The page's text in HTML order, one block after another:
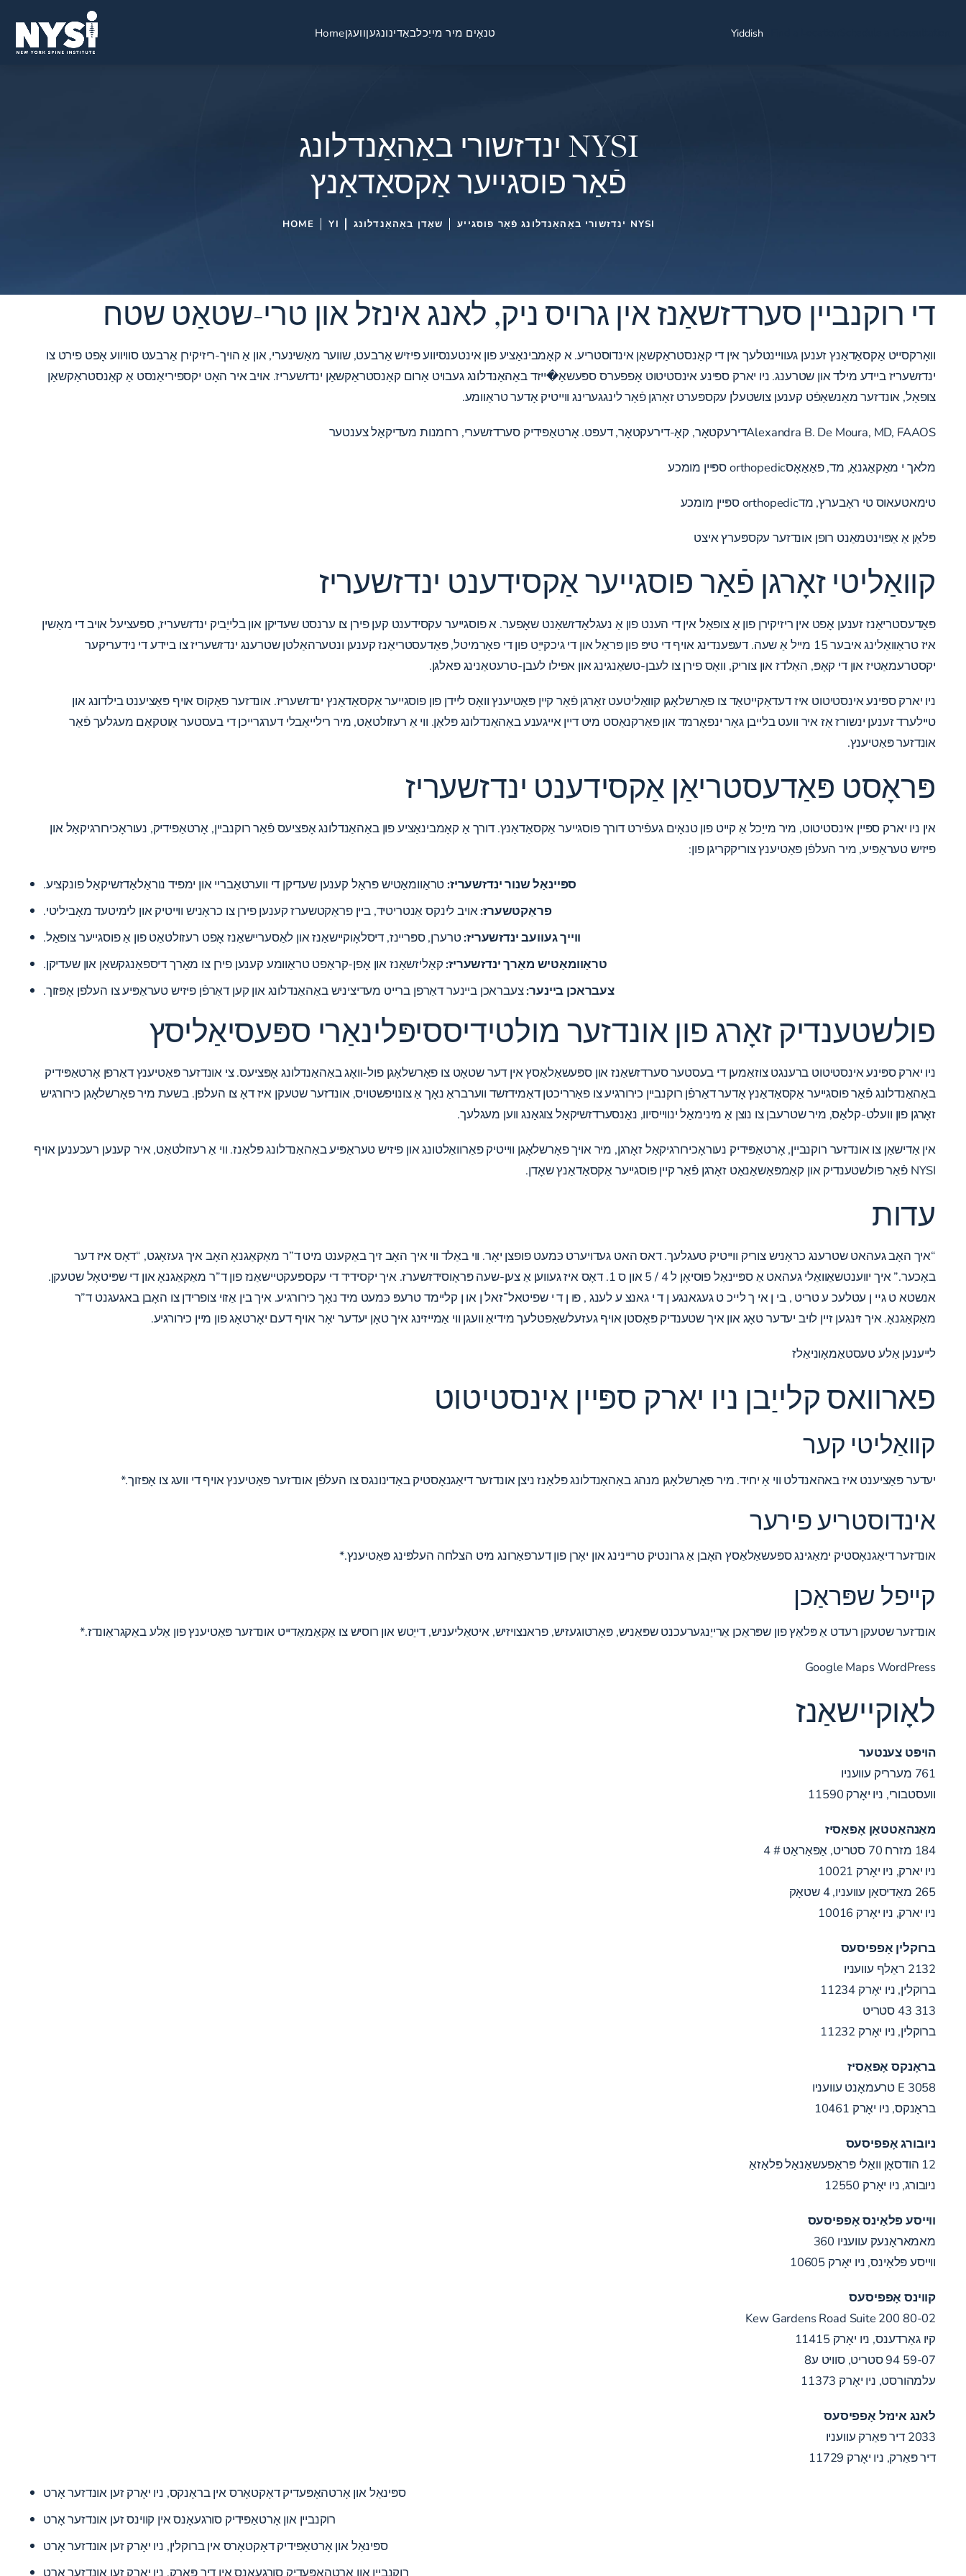
Homeוועגןבאַדינונגעןטנאָים מיר מייַכל Yiddish
NYSI ינדזשורי באַהאַנדלונג
פֿאַר פוסגייער אַקסאַדאַנץ
HOME YI שאָדן באַהאַנדלונג NYSI ינדזשורי באַהאַנדלונג פֿאַר פוסגייע
די רוקנביין סערדזשאַנז אין גרויס ניק, לאנג אינזל און טרי-שטאַט שטח
וואָרקסייט אַקסאַדאַנץ זענען געוויינטלעך אין די קאַנסטראַקשאַן אינדוסטריע. א קאָמבינאַציע פון ​​אינטענסיווע פיזיש אַרבעט, שווער מאַשינערי, און אַ הויך-ריזיקירן אַרבעט סוויווע אָפט פירט צו
ינדזשעריז ביידע מילד און שטרענג. ניו יארק ספּינע אינסטיטוט אָפפערס ספּעשאַ�ייזד באַהאַנדלונג געבויט אַרום קאַנסטראַקשאַן ינדזשעריז. אויב איר האָט יקספּיריאַנסט אַ קאַנסטראַקשאַן
צופאַל, אונדזער מאַנשאַפֿט קענען צושטעלן עקספּערט זאָרגן פֿאַר לינגגערינג ווייטיק אָדער טראַוומע.
Alexandra B. De Moura, MD, FAAOSדירעקטאָר, קאָ-דירעקטאָר, דעפּט. אָרטאַפּידיק סערדזשערי, רחמנות מעדיקאַל צענטער
מלאך י מאַקאַגנאָ, מד, פאַאַאָסorthopedic ספּיין מומכע
טימאטעאוס טי ראָבערץ, מדorthopedic ספּיין מומכע
פּלאַן אַ אַפּוינטמאַנט רופן אונדזער עקספּערץ איצט
קוואַליטי זאָרגן פֿאַר פוסגייער אַקסידענט ינדזשעריז
פּאַדעסטריאַנז זענען אָפט אין ריזיקירן פון אַ צופאַל אין די הענט פון אַ נעגלאַדזשאַנט שאָפער. א פוסגייער עקסידענט קען פירן צו ערנסט שעדיקן און בלייַביק ינדזשעריז, ספּעציעל אויב די מאַשין
איז טראַוואַלינג איבער 15 מייל אַ שעה. דעפּענדינג אויף די טיפּ פון פּראַל און די גיכקייַט פון די פאָרמיטל, פּאַדעסטריאַנז קענען ונטערהאַלטן שטרענג ינדזשעריז צו ביידע די נידעריקער
יקסטרעמאַטיז און די קאָפּ, האַלדז און צוריק, וואָס פירן צו לעבן-טשאַנגינג און אפילו לעבן-טרעטאַנינג פאלגן.
ניו יארק ספּינע אינסטיטוט איז דעדאַקייטאַד צו פאָרשלאָגן קוואַליטעט זאָרגן פֿאַר קיין פּאַטיענץ וואָס ליידן פון פוסגייער אַקסאַדאַנץ ינדזשעריז. אונדזער פאָקוס אויף פּאַציענט בילדונג און
טיילערד זענען ינשורז אַז איר וועט בלייבן גאָר ינפאָרמד און פאַרקנאַסט מיט דיין אייגענע באַהאַנדלונג פּלאַן. ווי אַ רעזולטאַט, מיר רילייאַבלי דערגרייכן די בעסטער אַוטקאַם מעגלעך פֿאַר
אונדזער פּאַטיענץ.
פּראָסט פּאַדעסטריאַן אַקסידענט ינדזשעריז
אין ניו יארק ספּיין אינסטיטוט, מיר מייַכל אַ קייט פון טנאָים געפֿירט דורך פוסגייער אַקסאַדאַנץ. דורך אַ קאָמבינאַציע פון ​​באַהאַנדלונג אָפּציעס פֿאַר רוקנביין, אָרטאַפּידיק, נעוראָכירורגיקאַל און
פיזיש טעראַפּיע, מיר העלפֿן פּאַטיענץ צוריקקריגן פון:
ספּיינאַל שנור ינדזשעריז: טראַוומאַטיש פּראַל קענען שעדיקן די ווערטאַבריי און ימפּיד נוראַלאַדזשיקאַל פונקציע.
פראַקטשערז:אויב לינקס אַנטריטיד, ביין פראַקטשערז קענען פירן צו כראָניש ווייטיק און לימיטעד מאָביליטי.
ווייך געוועב ינדזשעריז:טרערן, ספּריינז, דיסלאָוקיישאַנז און לאַסעריישאַנז אָפט רעזולטאַט פון אַ פוסגייער צופאַל.
טראַוומאַטיש מאַרך ינדזשעריז: קאַליזשאַנז און אָפן-קראַפט טראַוומע קענען פירן צו מאַרך דיספאַנגקשאַן און שעדיקן.
צעבראכן ביינער:צעבראכן ביינער דאַרפן ברייט מעדיציניש באַהאַנדלונג און קען דאַרפֿן פיזיש טעראַפּיע צו העלפן אָפּזוך.
פולשטענדיק זאָרג פון אונדזער מולטידיססיפּלינאַרי ספּעסיאַליסץ
ניו יארק ספּינע אינסטיטוט ברענגט צוזאַמען די בעסטער סערדזשאַנז און ספּעשאַלאַסץ אין דער שטאָט צו פאָרשלאָגן פול-וואָג באַהאַנדלונג אָפּציעס. צי אונדזער פּאַטיענץ דאַרפן אָרטאַפּידיק
באַהאַנדלונג פֿאַר פוסגייער אַקסאַדאַנץ אָדער דאַרפֿן רוקנביין כירורגיע צו פאַרריכטן דאַמידזשד ווערבראַ נאָך אַ צונויפשטויס, אונדזער שטעקן איז דאָ צו העלפן. בשעת מיר פאָרשלאָגן כירורגיש
זאָרגן פון וועלט-קלאַס, מיר שטרעבן צו נוצן אַ מינימאַל ינווייסיוו, נאַנסערדזשיקאַל צוגאַנג ווען מעגלעך.
אין אַדישאַן צו אונדזער רוקנביין, אָרטאַפּידיק נעוראָכירורגיקאַל זאָרגן, מיר אויך פאָרשלאָגן ווייטיק פאַרוואַלטונג און פיזיש טעראַפּיע באַהאַנדלונג פּלאַנז. ווי אַ רעזולטאַט, איר קענען רעכענען אויף
NYSI פֿאַר פולשטענדיק און קאַמפּאַשאַנאַט זאָרגן פֿאַר קיין פוסגייער אַקסאַדאַנץ שאָדן.
עדות
“איך האָב געהאט שטרענג כראָניש צוריק ווייטיק טעגלעך. דאס האט געדויערט כּמעט פופצן יאָר. ווי באַלד ווי איך האָב זיך באַקענט מיט ד”ר מאַקאַגנאָ האָב איך געזאָגט, “דאָס איז דער
באָכער.” איך יווענטשאַוואַלי געהאט אַ ספּיינאַל פוסיאָן ל 4 / 5 און ס 1. דאָס איז געווען אַ צען-שעה פּראָוסידזשערז. איך יקסידיד די עקספּעקטיישאַנז פון ד”ר מאַקאַגנאָ און די שפּיטאָל שטעקן.
אנשטא ט גײ ן עטלעכ ע טריט , בי ן אי ך לײכ ט געגאנגע ן ד י גאנצ ע לענג , פו ן ד י שפיטאל־זאל ן או ן קליימד טרעפּ כּמעט מיד נאָך כירורגיע. איך בין אַזוי צופרידן צו האָבן באגעגנט ד”ר
מאַקאַגנאָ. איך זינגען זיין לויב יעדער טאָג און איך שטענדיק פּאָסטן אויף געזעלשאַפטלעך מידיאַ וועגן ווי אַמייזינג איך טאָן יעדער יאָר אויף דעם יאָרטאָג פון מיין כירורגיע.
לייענען אַלע טעסטאַמאָוניאַלז
פארוואס קלייַבן ניו יארק ספּיין אינסטיטוט
קוואַליטי קער
יעדער פּאַציענט איז באהאנדלט ווי אַ יחיד. מיר פאָרשלאָגן מנהג באַהאַנדלונג פּלאַנז ניצן אונדזער דיאַגנאָסטיק באַדינונגס צו העלפֿן אונדזער פּאַטיענץ אויף די וועג צו אָפּזוך.*
אינדוסטריע פירער
אונדזער דיאַגנאָסטיק ימאַגינג ספּעשאַלאַסץ האָבן אַ גרונטיק טריינינג און יאָרן פון דערפאַרונג מיט הצלחה העלפּינג פּאַטיענץ.*
קייפל שפּראַכן
אונדזער שטעקן רעדט אַ פּלאַץ פון שפּראַכן אַרייַנגערעכנט שפּאַניש, פּאָרטוגעזיש, פראנצויזיש, איטאַליעניש, דייַטש און רוסיש צו אַקאַמאַדייט אונדזער פּאַטיענץ פון אַלע באַקגראַונדז.*
Google Maps WordPress
לאָוקיישאַנז
הויפּט צענטער
761 מערריק עוועניו
וועסטבורי, ניו יאָרק 11590
מאַנהאַטטאַן אָפאַסיז
184 מזרח 70 סטריט, אַפּאַראַט # 4
ניו יארק, ניו יאָרק 10021
265 מאַדיסאָן עוועניו, 4 שטאָק
ניו יארק, ניו יאָרק 10016
ברוקלין אָפפיסעס
2132 ראַלף עוועניו
ברוקלין, ניו יאָרק 11234
313 43 סטריט
ברוקלין, ניו יאָרק 11232
בראָנקס אָפאַסיז
3058 E טרעמאָנט עוועניו
בראָנקס, ניו יאָרק 10461
ניובורג אָפפיסעס
12 הודסאָן וואַלי פּראַפעשאַנאַל פּלאַזאַ
ניובורג, ניו יאָרק 12550
ווייסע פּלאַינס אָפפיסעס
מאמאראָנעק עוועניו 360
ווייסע פּלאַינס, ניו יאָרק 10605
קווינס אָפפיסעס
80-02 Kew Gardens Road Suite 200
קיו גאַרדענס, ניו יאָרק 11415
59-07 94 סטריט, סוויט ע8
עלמהורסט, ניו יאָרק 11373
לאנג אינזל אָפפיסעס
2033 דיר פּאַרק עוועניו
דיר פּאַרק, ניו יאָרק 11729
ספּינאַל און אָרטהאָפּעדיק דאָקטאָרס אין בראָנקס, ניו יאָרקזען אונדזער אָרט
רוקנביין און אָרטאַפּידיק סורגעאָנס אין קווינסזען אונדזער אָרט
ספּינאַל און אָרטאַפּידיק דאָקטאָרס אין ברוקלין, ניו יאָרקזען אונדזער אָרט
רוקנביין און אָרטהאָפּעדיק סורגעאָנס אין דיר פּאַרק, ניו יאָרקזען אונדזער אָרט